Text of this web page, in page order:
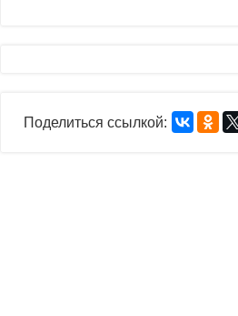
Поделиться ссылкой: